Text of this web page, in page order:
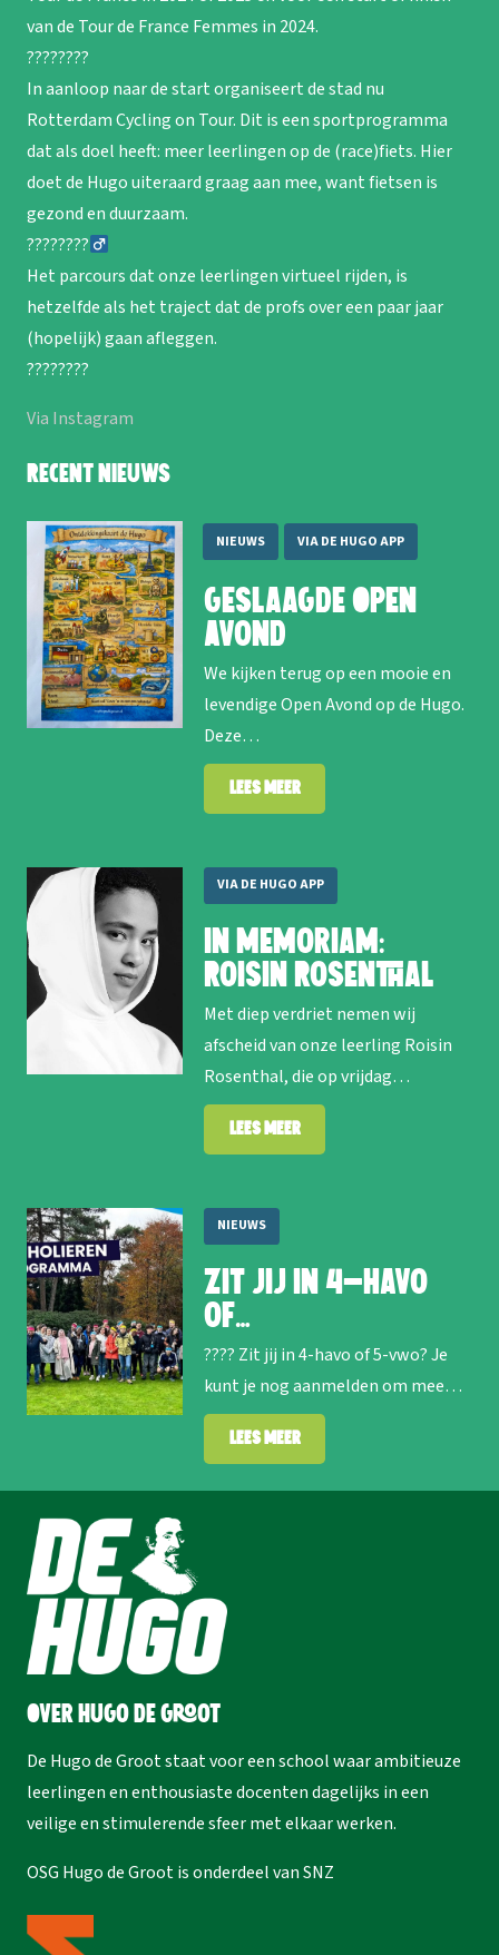
van de Tour de France Femmes in 2024.
????????
In aanloop naar de start organiseert de stad nu
Rotterdam Cycling on Tour. Dit is een sportprogramma
dat als doel heeft: meer leerlingen op de (race)fiets. Hier
doet de Hugo uiteraard graag aan mee, want fietsen is
gezond en duurzaam.
????????‍
Het parcours dat onze leerlingen virtueel rijden, is
hetzelfde als het traject dat de profs over een paar jaar
(hopelijk) gaan afleggen.
????????
Via Instagram
Recent nieuws
NIEUWS VIA DE HUGO APP
Geslaagde Open
Avond
We kijken terug op een mooie en
levendige Open Avond op de Hugo.
Deze…
Lees meer
VIA DE HUGO APP
In memoriam:
Roisin Rosenthal
Met diep verdriet nemen wij
afscheid van onze leerling Roisin
Rosenthal, die op vrijdag…
Lees meer
NIEUWS
Zit jij in 4-havo
of…
???? Zit jij in 4-havo of 5-vwo? Je
kunt je nog aanmelden om mee…
Lees meer
Over Hugo de Groot
De Hugo de Groot staat voor een school waar ambitieuze
leerlingen en enthousiaste docenten dagelijks in een
veilige en stimulerende sfeer met elkaar werken.
OSG Hugo de Groot is onderdeel vanSNZ